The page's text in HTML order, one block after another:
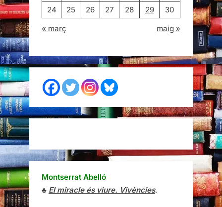
24
25 26 27 28 29
30
« març
maig »
Montserrat Abelló
♣ El miracle és viure. Vivències.